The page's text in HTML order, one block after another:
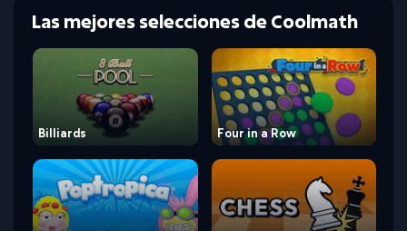
Las mejores selecciones de Coolmath
Billiards Four in a Row